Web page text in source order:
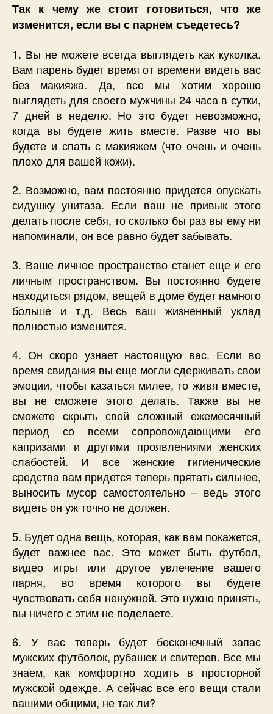
Так к чему же стоит готовиться, что же
изменится, если вы с парнем съедетесь?
1. Вы не можете всегда выглядеть как куколка.
Вам парень будет время от времени видеть вас
без макияжа. Да, все мы хотим хорошо
выглядеть для своего мужчины 24 часа в сутки,
7 дней в неделю. Но это будет невозможно,
когда вы будете жить вместе. Разве что вы
будете и спать с макияжем (что очень и очень
плохо для вашей кожи).
2. Возможно, вам постоянно придется опускать
сидушку унитаза. Если ваш не привык этого
делать после себя, то сколько бы раз вы ему ни
напоминали, он все равно будет забывать.
3. Ваше личное пространство станет еще и его
личным пространством. Вы постоянно будете
находиться рядом, вещей в доме будет намного
больше и т.д. Весь ваш жизненный уклад
полностью изменится.
4. Он скоро узнает настоящую вас. Если во
время свидания вы еще могли сдерживать свои
эмоции, чтобы казаться милее, то живя вместе,
вы не сможете этого делать. Также вы не
сможете скрыть свой сложный ежемесячный
период со всеми сопровождающими его
капризами и другими проявлениями женских
слабостей. И все женские гигиенические
средства вам придется теперь прятать сильнее,
выносить мусор самостоятельно – ведь этого
видеть он уж точно не должен.
5. Будет одна вещь, которая, как вам покажется,
будет важнее вас. Это может быть футбол,
видео игры или другое увлечение вашего
парня, во время которого вы будете
чувствовать себя ненужной. Это нужно принять,
вы ничего с этим не поделаете.
6. У вас теперь будет бесконечный запас
мужских футболок, рубашек и свитеров. Все мы
знаем, как комфортно ходить в просторной
мужской одежде. А сейчас все его вещи стали
вашими общими, не так ли?